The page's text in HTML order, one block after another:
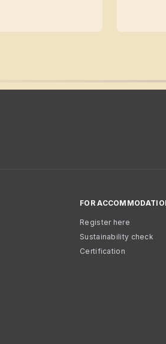
FOR
Register here
Sustainability check
Certification